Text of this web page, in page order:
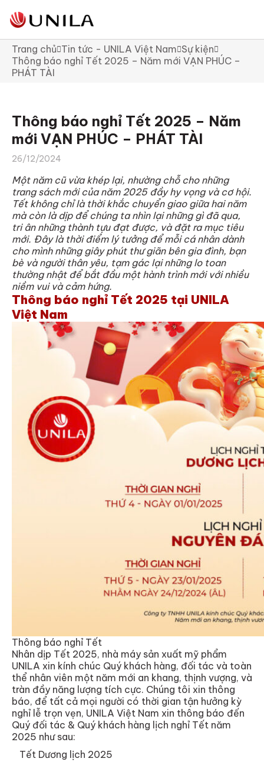
Trang chủ Tin tức - UNILA Việt Nam Sự kiện
Thông báo nghỉ Tết 2025 – Năm mới VẠN PHÚC –
PHÁT TÀI
Thông báo nghỉ Tết 2025 – Năm
mới VẠN PHÚC – PHÁT TÀI
26/12/2024
Một năm cũ vừa khép lại, nhường chỗ cho những
trang sách mới của năm 2025 đầy hy vọng và cơ hội.
Tết không chỉ là thời khắc chuyển giao giữa hai năm
mà còn là dịp để chúng ta nhìn lại những gì đã qua,
tri ân những thành tựu đạt được, và đặt ra mục tiêu
mới. Đây là thời điểm lý tưởng để mỗi cá nhân dành
cho mình những giây phút thư giãn bên gia đình, bạn
bè và người thân yêu, tạm gác lại những lo toan
thường nhật để bắt đầu một hành trình mới với nhiều
niềm vui và cảm hứng.
Thông báo nghỉ Tết 2025 tại UNILA
Việt Nam
Thông báo nghỉ Tết
Nhân dịp Tết 2025, nhà máy sản xuất mỹ phẩm
UNILA xin kính chúc Quý khách hàng, đối tác và toàn
thể nhân viên một năm mới an khang, thịnh vượng, và
tràn đầy năng lượng tích cực. Chúng tôi xin thông
báo, để tất cả mọi người có thời gian tận hưởng kỳ
nghỉ lễ trọn vẹn, UNILA Việt Nam xin thông báo đến
Quý đối tác & Quý khách hàng lịch nghỉ Tết năm
2025 như sau:
Tết Dương lịch 2025